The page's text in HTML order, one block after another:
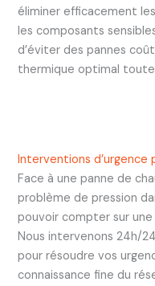
éliminer efficacement
les composants
d’éviter des pannes
thermique optimal toute
Interventions d’urgence
Face à une panne de
problème de pression
pouvoir compter sur
Nous intervenons 24h/
pour résoudre vos
connaissance fine du